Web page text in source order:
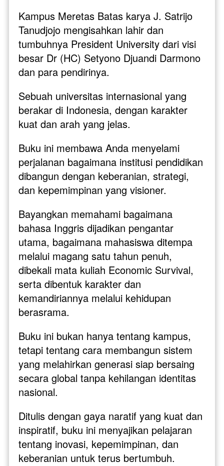
Kampus Meretas Batas karya J. Satrijo
Tanudjojo mengisahkan lahir dan
tumbuhnya President University dari visi
besar Dr (HC) Setyono Djuandi Darmono
dan para pendirinya.
Sebuah universitas internasional yang
berakar di Indonesia, dengan karakter
kuat dan arah yang jelas.
Buku ini membawa Anda menyelami
perjalanan bagaimana institusi pendidikan
dibangun dengan keberanian, strategi,
dan kepemimpinan yang visioner.
Bayangkan memahami bagaimana
bahasa Inggris dijadikan pengantar
utama, bagaimana mahasiswa ditempa
melalui magang satu tahun penuh,
dibekali mata kuliah Economic Survival,
serta dibentuk karakter dan
kemandiriannya melalui kehidupan
berasrama.
Buku ini bukan hanya tentang kampus,
tetapi tentang cara membangun sistem
yang melahirkan generasi siap bersaing
secara global tanpa kehilangan identitas
nasional.
Ditulis dengan gaya naratif yang kuat dan
inspiratif, buku ini menyajikan pelajaran
tentang inovasi, kepemimpinan, dan
keberanian untuk terus bertumbuh.